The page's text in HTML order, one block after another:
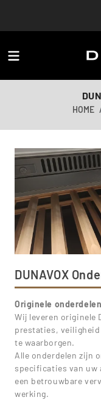
HOME
DUNAVOX
Originele
Wij leveren originele
prestaties,
te waarborgen.
Alle onderdelen zijn
specificaties van uw
een betrouwbare
werking.